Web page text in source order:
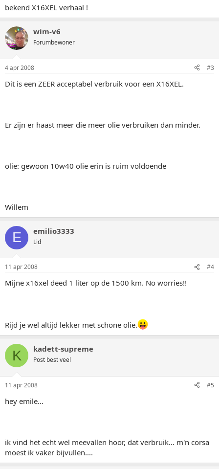
bekend X16XEL verhaal !
wim-v6
Forumbewoner
4 apr 2008 #3
Dit is een ZEER acceptabel verbruik voor een X16XEL.
Er zijn er haast meer die meer olie verbruiken dan minder.
olie: gewoon 10w40 olie erin is ruim voldoende
Willem
E emilio3333
Lid
11 apr 2008 #4
Mijne x16xel deed 1 liter op de 1500 km. No worries!!
Rijd je wel altijd lekker met schone olie.
K kadett-supreme
Post best veel
11 apr 2008 #5
hey emile...
ik vind het echt wel meevallen hoor, dat verbruik... m'n corsa
moest ik vaker bijvullen....